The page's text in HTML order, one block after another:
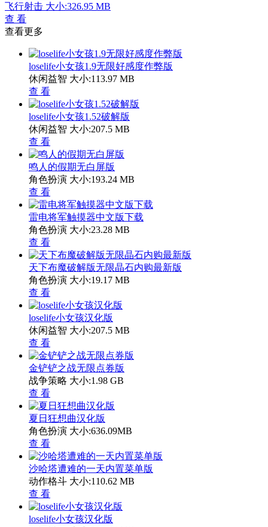
飞行射击 大小:326.95 MB
查 看
查看更多
loselife小女孩1.9无限好感度作弊版
休闲益智 大小:113.97 MB
查 看
loselife小女孩1.52破解版
休闲益智 大小:207.5 MB
查 看
鸣人的假期无白屏版
角色扮演 大小:193.24 MB
查 看
雷电将军触摸器中文版下载
角色扮演 大小:23.28 MB
查 看
天下布魔破解版无限晶石内购最新版
角色扮演 大小:19.17 MB
查 看
loselife小女孩汉化版
休闲益智 大小:207.5 MB
查 看
金铲铲之战无限点券版
战争策略 大小:1.98 GB
查 看
夏日狂想曲汉化版
角色扮演 大小:636.09MB
查 看
沙哈塔遭难的一天内置菜单版
动作格斗 大小:110.62 MB
查 看
loselife小女孩汉化版